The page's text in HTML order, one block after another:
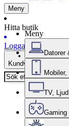
Meny
Hitta butik
Logga in
Kundvagn
Meny
Datorer
TV,
Gaming